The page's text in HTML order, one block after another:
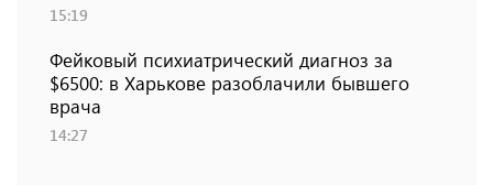
15:19
Фейковый психиатрический диагноз за
$6500: в Харькове разоблачили бывшего
врача
14:27